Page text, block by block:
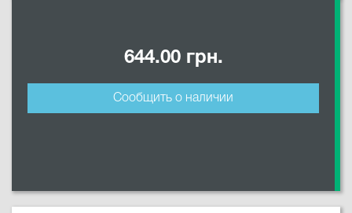
644.00 грн.
Сообщить о наличии